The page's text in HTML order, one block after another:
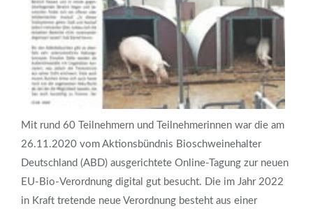
Mit rund 60 Teilnehmern und Teilnehmerinnen war die am
26.11.2020 vom Aktionsbündnis Bioschweinehalter
Deutschland (ABD) ausgerichtete Online-Tagung zur neuen
EU-Bio-Verordnung digital gut besucht. Die im Jahr 2022
in Kraft tretende neue Verordnung besteht aus einer